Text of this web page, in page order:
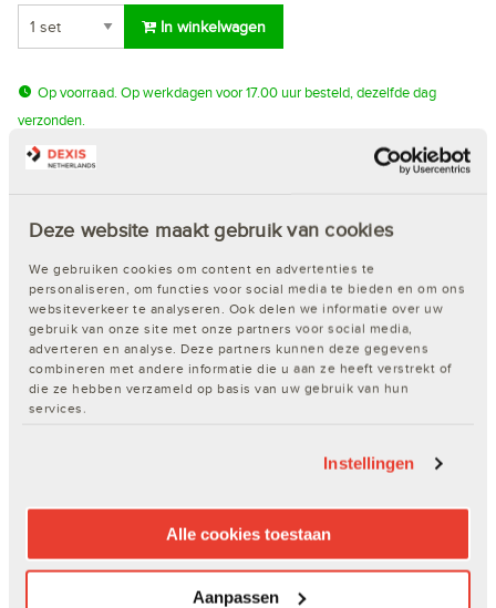
Deze website maakt gebruik van cookies
We gebruiken cookies om content en advertenties te
personaliseren, om functies voor social media te bieden en om ons
websiteverkeer te analyseren. Ook delen we informatie over uw
gebruik van onze site met onze partners voor social media,
adverteren en analyse. Deze partners kunnen deze gegevens
combineren met andere informatie die u aan ze heeft verstrekt of
die ze hebben verzameld op basis van uw gebruik van hun
services.
Instellingen
Alle cookies toestaan
Aanpassen
In winkelwagen
Op voorraad. Op werkdagen voor 17.00 uur besteld, dezelfde dag
verzonden.
Snel en eenvoudig bestellen
Inzicht in de actuele voorraad
Je eigen klantspecifieke prijzen
Keuze uit ruim 65.000 artikelen
ProPunten sparen voor gratis cadeaus
Nog geen account?Klik hier!
Productspecificaties